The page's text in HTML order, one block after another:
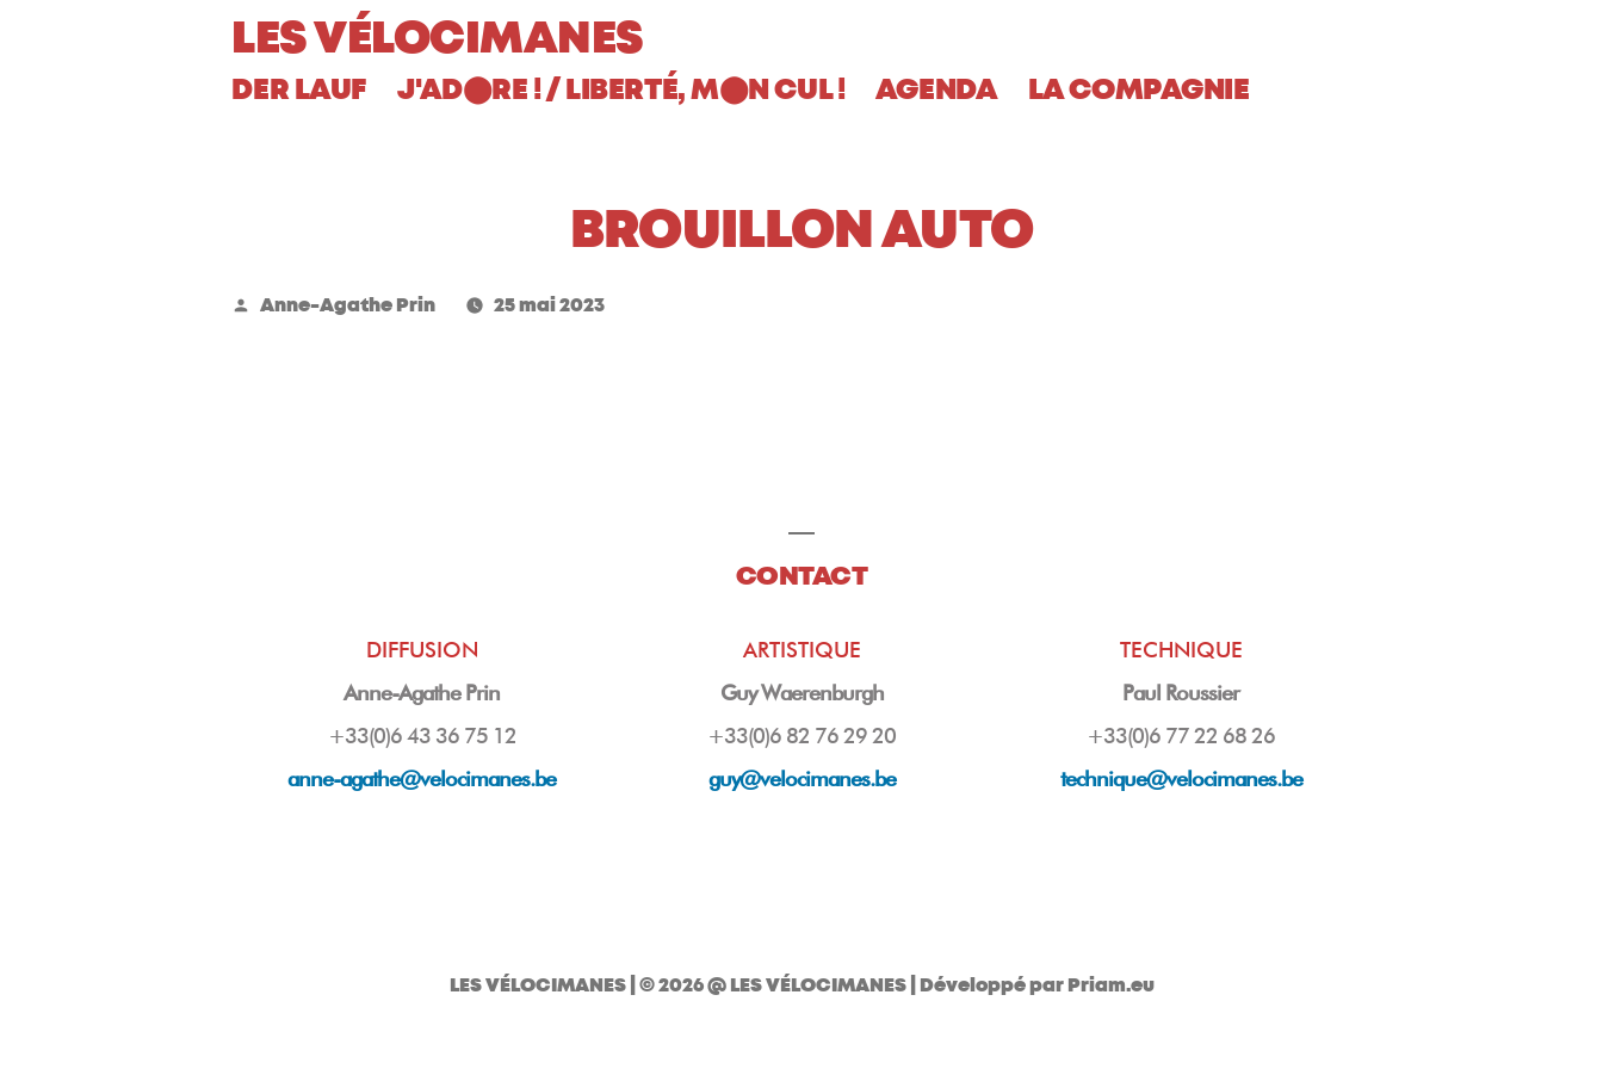
LES VÉLOCIMANES
DER LAUF J'AD⬤RE ! / LIBERTÉ, M⬤N CUL ! AGENDA LA COMPAGNIE
BROUILLON AUTO
Publié
Anne-Agathe Prin 25 mai 2023
CONTACT
DIFFUSION
Anne-Agathe Prin
+33(0)6 43 36 75 12
anne-agathe@velocimanes.be
ARTISTIQUE
Guy Waerenburgh
+33(0)6 82 76 29 20
guy@velocimanes.be
TECHNIQUE
Paul Roussier
+33(0)6 77 22 68 26
technique@velocimanes.be
LES VÉLOCIMANES| © 2026 @ LES VÉLOCIMANES | Développé parPriam.eu